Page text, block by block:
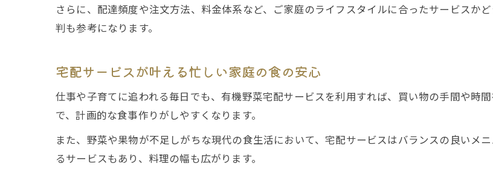
さらに、配達頻度や注文方法、料金体系など、ご家庭のライフスタイルに合ったサービスか
判も参考になります。
宅配サービスが叶える忙しい家庭の食の安心
仕事や子育てに追われる毎日でも、有機野菜宅配サービスを利用すれば、買い物の手間や時
で、計画的な食事作りがしやすくなります。
また、野菜や果物が不足しがちな現代の食生活において、宅配サービスはバランスの良いメ
るサービスもあり、料理の幅も広がります。